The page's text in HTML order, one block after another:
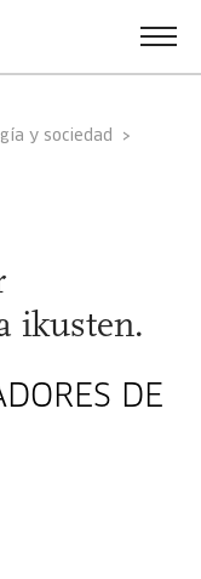
y sociedad
ikusten.
DE